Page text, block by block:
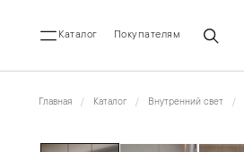
Каталог Покупателям
Главная Каталог Внутренний свет